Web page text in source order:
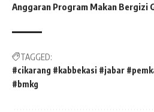
Anggaran Program Makan Bergizi
TAGGED:
#cikarang #kabbekasi #jabar
#bmkg